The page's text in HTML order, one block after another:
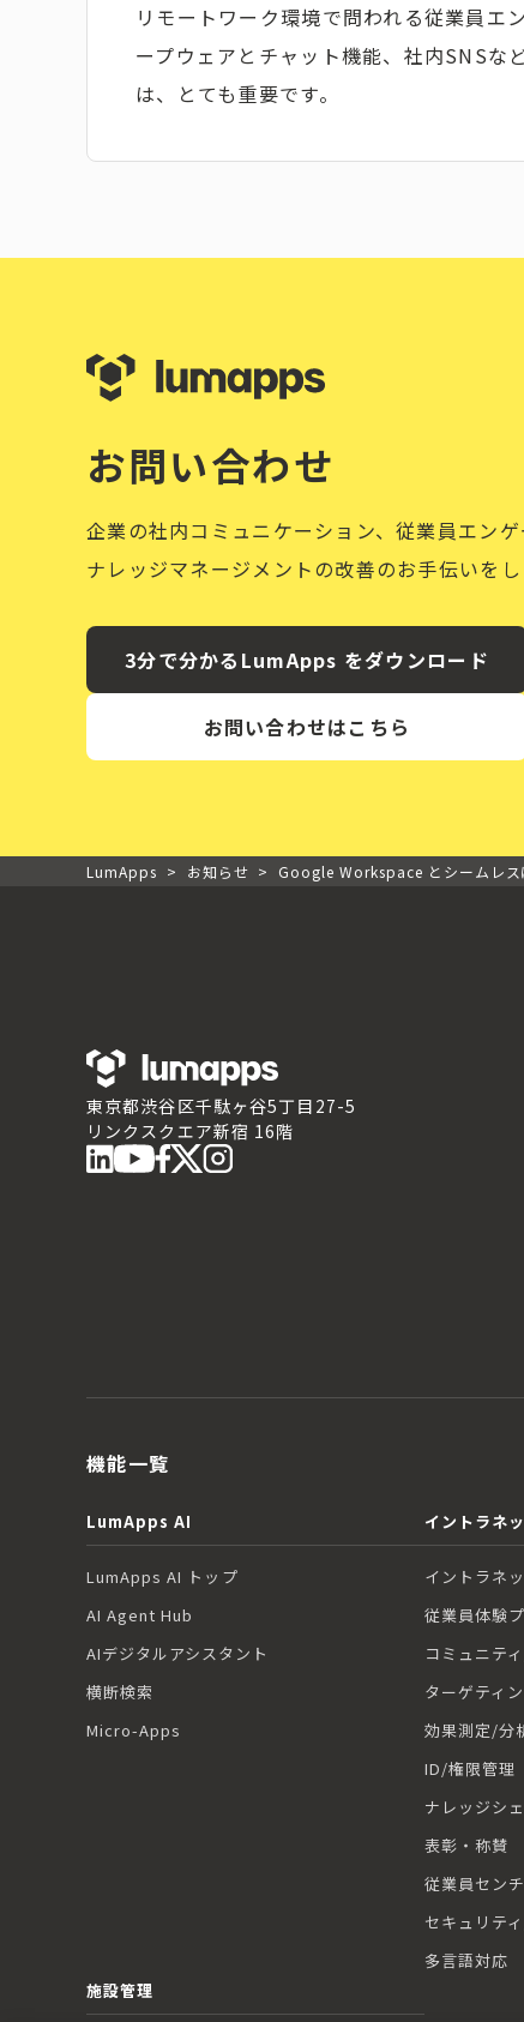
リモートワーク環境で問われる従業員エ
ープウェアとチャット機能、社内SNSな
は、とても重要です。
お問い合わせ
企業の社内コミュニケーション、従業員エンゲ
ナレッジマネージメントの改善のお手伝いをし
3分で分かるLumApps をダウンロード
お問い合わせはこちら
LumApps > お知らせ > Google Workspace とシームレス
東京都渋谷区千駄ヶ谷5丁目27-5
リンクスクエア新宿 16階
機能一覧
LumApps AI
LumApps AI トップ
AI Agent Hub
AIデジタルアシスタント
横断検索
Micro-Apps
イントラネ
イントラネ
従業員体験
コミュニテ
ターゲティ
効果測定/分
ID/権限管理
ナレッジシ
表彰・称賛
従業員セン
セキュリテ
多言語対応
施設管理